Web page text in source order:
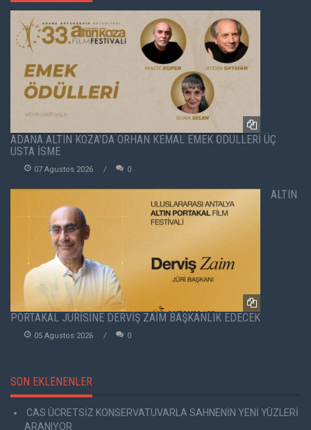
ADANA ALTIN KOZA'DA ORHAN KEMAL EMEK ÖDÜLLERİ ÜÇ
USTA İSME
07 Agustos 2026 0
ALTIN
PORTAKAL JÜRİSİNE DERVİŞ ZAİM BAŞKANLIK EDECEK
05 Agustos 2026 0
SON EKLENENLER
CAS ÜCRETSİZ KONSERVATUVARLA SAHNENİN YENİ YÜZLERİ
ARANIYOR